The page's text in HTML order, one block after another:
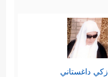
زكي داغستاني